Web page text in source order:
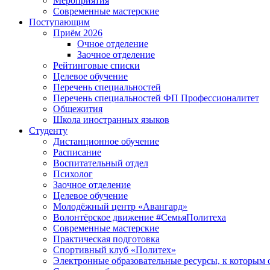
Современные мастерские
Поступающим
Приём 2026
Очное отделение
Заочное отделение
Рейтинговые списки
Целевое обучение
Перечень специальностей
Перечень специальностей ФП Профессионалитет
Общежития
Школа иностранных языков
Студенту
Дистанционное обучение
Расписание
Воспитательный отдел
Психолог
Заочное отделение
Целевое обучение
Молодёжный центр «Авангард»
Волонтёрское движение #СемьяПолитеха
Современные мастерские
Практическая подготовка
Спортивный клуб «Политех»
Электронные образовательные ресурсы, к которым